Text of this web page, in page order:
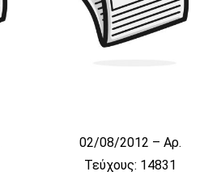
02/08/2012 – Αρ.
Τεύχους: 14831